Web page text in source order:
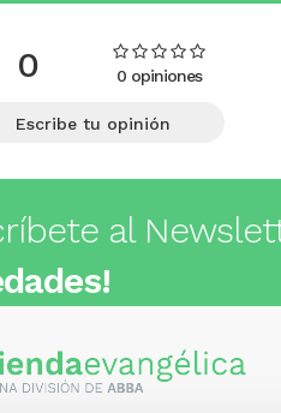
0 0 opiniones
Escribe tu opinión
al